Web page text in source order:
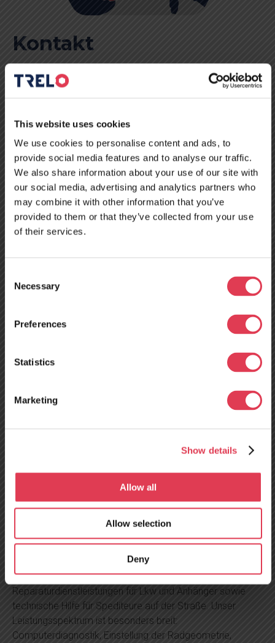
This website uses cookies
We use cookies to personalise content and ads, to
provide social media features and to analyse our traffic.
We also share information about your use of our site with
our social media, advertising and analytics partners who
may combine it with other information that you’ve
provided to them or that they’ve collected from your use
of their services.
Selection
Necessary
Preferences
Statistics
Marketing
Show details
Allow all
Allow selection
Deny
Kontakt
Werkstätten von TRELO in Belgien, Deutschland, Frankreich
und Litauen.
KONTAKT
15 Jahre Erfahrung
Über TRELO
Seit 2010 bietet TRELO seinen Kunden
Reparaturdienstleistungen für Lkw und Anhänger sowie
technische Hilfe für Spediteure auf der Straße. Unser
Leistungsspektrum ist besonders breit:
Computerdiagnostik, Einstellung der Radgeometrie,
Servicezentrum in
Tours, Frankreich –
ab dem 10. August